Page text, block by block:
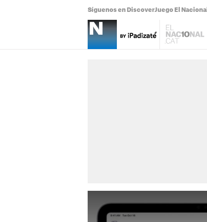
Síguenos en DiscoverJuego El Nacional